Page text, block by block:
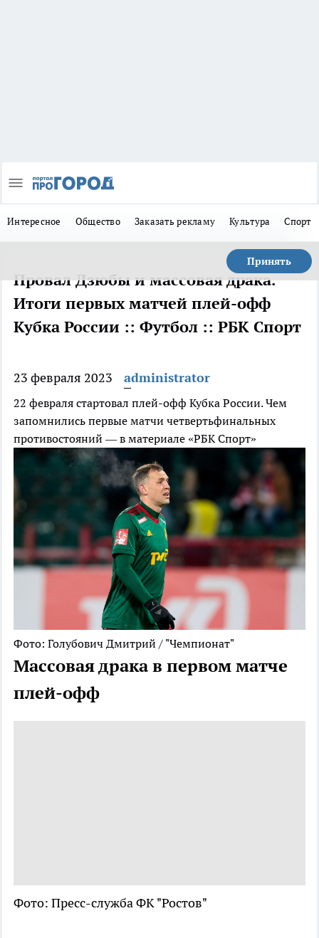
Интересное Общество Заказать рекламу Культура Спорт
Принять
Провал Дзюбы и массовая драка.
Итоги первых матчей плей-офф
Кубка России :: Футбол :: РБК Спорт
23 февраля 2023 administrator
22 февраля стартовал плей-офф Кубка России. Чем
запомнились первые матчи четвертьфинальных
противостояний — в материале «РБК Спорт»
Фото: Голубович Дмитрий / "Чемпионат"
Массовая драка в первом матче
плей-офф
Фото: Пресс-служба ФК "Ростов"